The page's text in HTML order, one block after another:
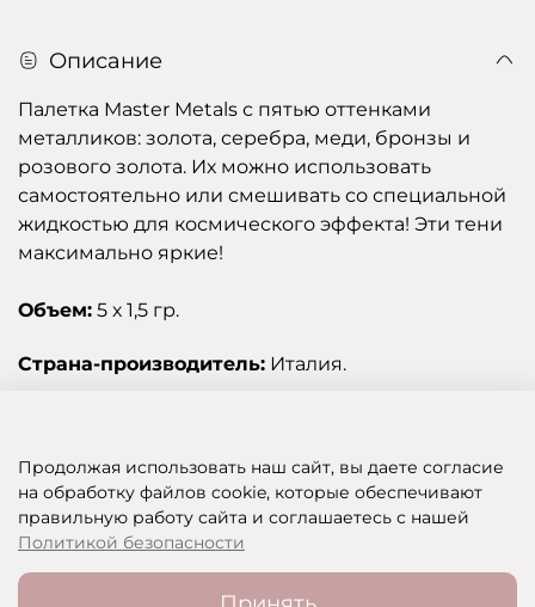
Описание
Палетка Master Metals с пятью оттенками
металликов: золота, серебра, меди, бронзы и
розового золота. Их можно использовать
самостоятельно или смешивать со специальной
жидкостью для космического эффекта! Эти тени
максимально яркие!
Объем: 5 х 1,5 гр.
Страна-производитель: Италия.
SHOP OF BEAUTY - МУЛЬТИБРЕНДОВЫЙ ИНТЕРНЕТ-МАГАЗИН КОСМЕТИКИ
Продолжая использовать наш сайт, вы даете согласие
на обработку файлов cookie, которые обеспечивают
правильную работу сайта и соглашаетесь с нашей
Политикой безопасности